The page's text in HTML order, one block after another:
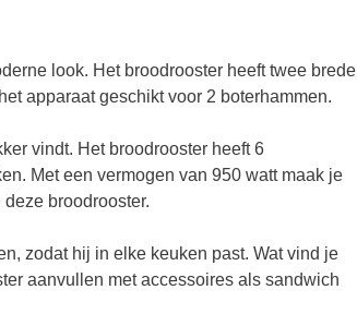
look. Het broodrooster heeft twee brede
apparaat geschikt voor 2 boterhammen.
vindt. Het broodrooster heeft 6
Met een vermogen van 950 watt maak je
broodrooster.
zodat hij in elke keuken past. Wat vind je
aanvullen met accessoires als sandwich